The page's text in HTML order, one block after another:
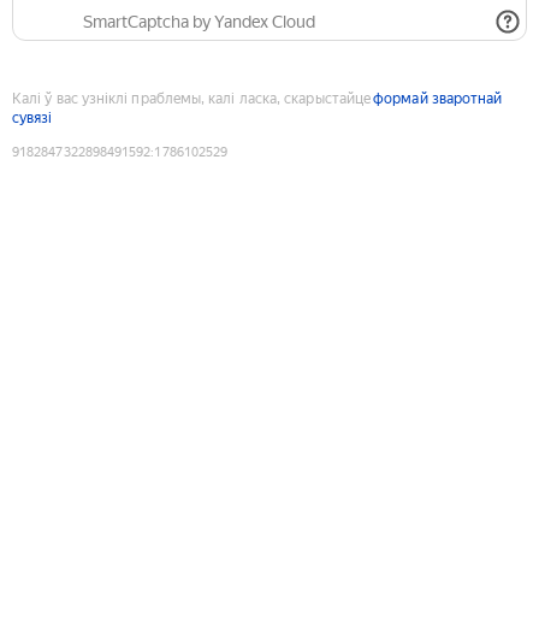
SmartCaptcha by Yandex Cloud
Калі ў вас узніклі праблемы, калі ласка, скарыстайцеформай зваротнай
сувязі
9182847322898491592:1786102529